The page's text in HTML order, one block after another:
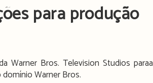
para produção
Warner Bros. Television Studios paraa
Warner Bros.